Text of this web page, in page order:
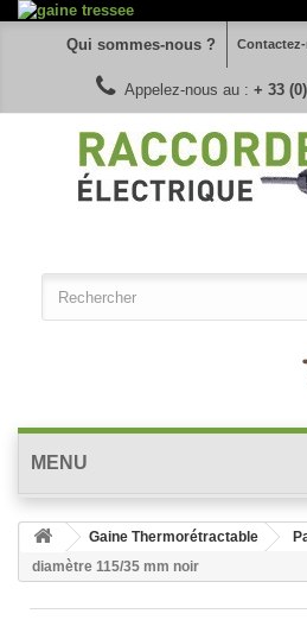
Qui sommes-nous ?
Appelez-nous au : + 33
MENU
Gaine Thermorétractable
diamètre 115/35 mm noir